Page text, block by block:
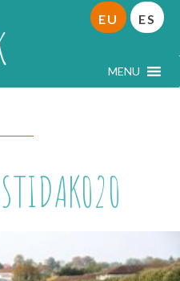
MENU
EU ES